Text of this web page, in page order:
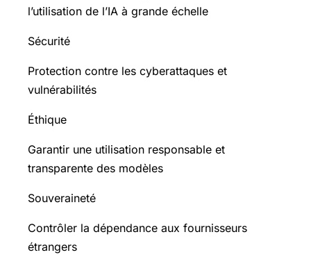
l’utilisation de l’IA à grande échelle
Sécurité
Protection contre les cyberattaques et
vulnérabilités
Éthique
Garantir une utilisation responsable et
transparente des modèles
Souveraineté
Contrôler la dépendance aux fournisseurs
étrangers